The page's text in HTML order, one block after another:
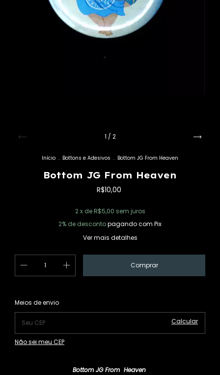
1 / 2
Início . Bottons e Adesivos . Bottom JG From Heaven
Bottom JG From Heaven
R$10,00
2 x deR$5,00 sem juros
2% de descontopagando com Pix
Ver mais detalhes
Entregas para o CEP:
Meios de envio
Calcular
Não sei meu CEP
Bottom JG From Heaven